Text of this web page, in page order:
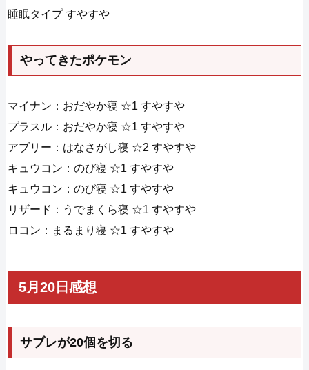
睡眠タイプ すやすや
やってきたポケモン
マイナン：おだやか寝 ☆1 すやすや
プラスル：おだやか寝 ☆1 すやすや
アブリー：はなさがし寝 ☆2 すやすや
キュウコン：のび寝 ☆1 すやすや
キュウコン：のび寝 ☆1 すやすや
リザード：うでまくら寝 ☆1 すやすや
ロコン：まるまり寝 ☆1 すやすや
5月20日感想
サブレが20個を切る